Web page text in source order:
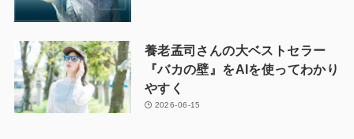
養老孟司さんの大ベストセラー
『バカの壁』をAIを使ってわかり
やすく
2026-06-15